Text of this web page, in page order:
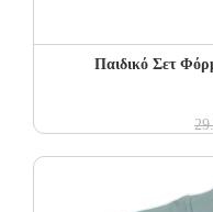
Παιδικό Σετ